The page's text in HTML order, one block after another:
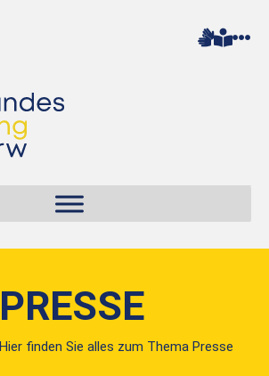
PRESSE
Hier finden Sie alles zum Thema Presse